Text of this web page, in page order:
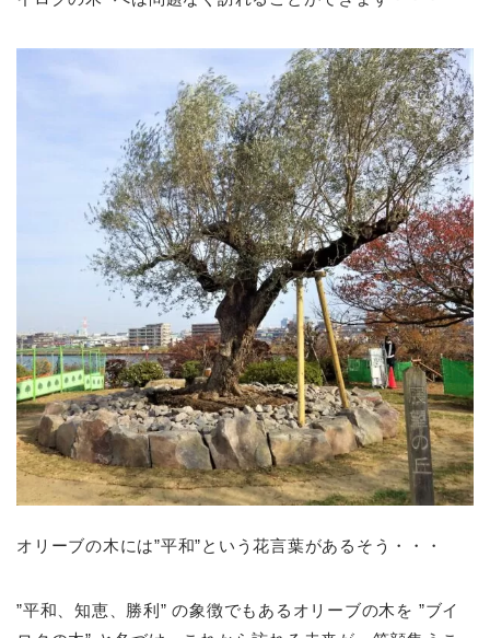
オリーブの木には”平和”という花言葉があるそう・・・
”平和、知恵、勝利” の象徴でもあるオリーブの木を ”ブイ